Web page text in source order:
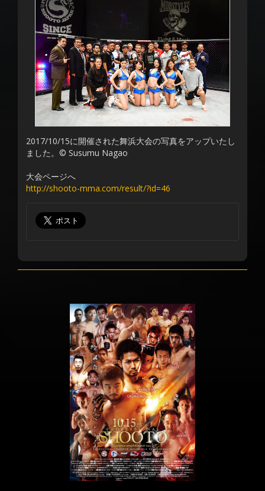
2017/10/15に開催された舞浜大会の写真をアップいたし
ました。© Susumu Nagao
大会ページへ
http://shooto-mma.com/result/?id=46